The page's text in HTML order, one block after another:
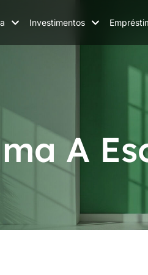
Investimentos
A